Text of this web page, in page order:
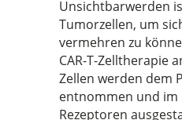
Unsichtbarwerden
Tumorzellen, um
vermehren zu
CAR-T-Zelltherapie
Zellen werden dem
entnommen und im
Rezeptoren